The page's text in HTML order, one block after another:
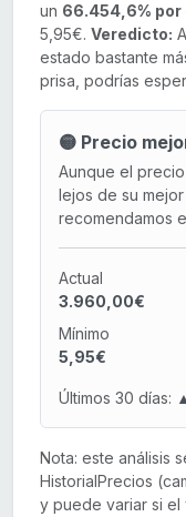
un 66.454,6% por
5,95€. Veredicto:
estado bastante
prisa, podrías
🟡 Precio
Aunque el
lejos de su
recomendamos
Actual
3.960,00€
Mínimo
5,95€
Últimos 30 días:
Nota: este análisis
HistorialPrecios
y puede variar si